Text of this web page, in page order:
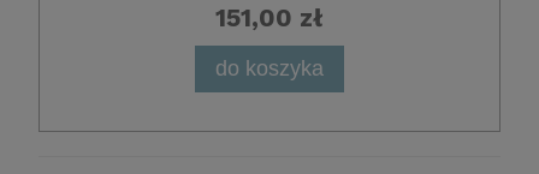
151,00 zł
do koszyka